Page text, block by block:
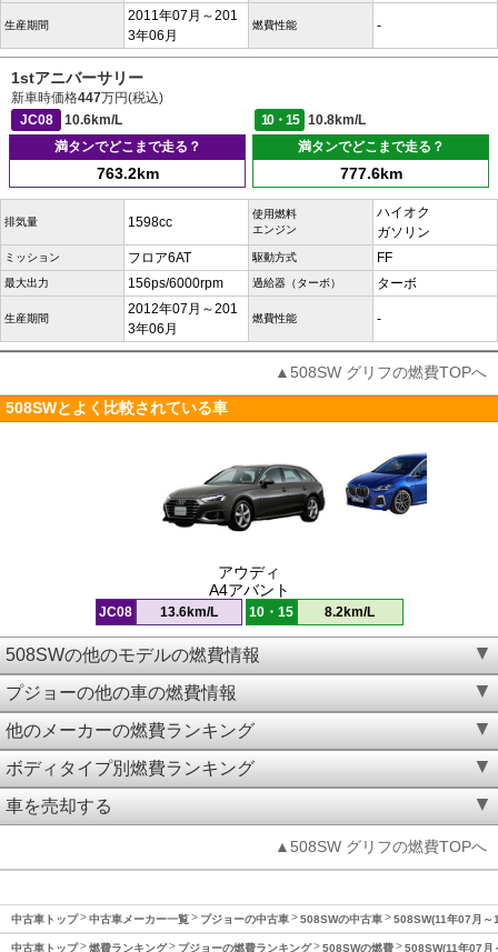
生産期間
2011年07月～201
3年06月
燃費性能 -
1stアニバーサリー
新車時価格447万円(税込)
JC08
10.6km/L 10・15
10.8km/L
満タンでどこまで走る？
763.2km
満タンでどこまで走る？
777.6km
排気量 1598cc
使用燃料
エンジン
ハイオク
ガソリン
ミッション フロア6AT 駆動方式 FF
最大出力 156ps/6000rpm 過給器（ターボ） ターボ
生産期間
2012年07月～201
3年06月
燃費性能 -
▲508SW グリフの燃費TOPへ
508SWとよく比較されている車
アウディ
A4アバント
JC08 13.6km/L 10・15 8.2km/L
508SWの他のモデルの燃費情報
プジョーの他の車の燃費情報
他のメーカーの燃費ランキング
ボディタイプ別燃費ランキング
車を売却する
▲508SW グリフの燃費TOPへ
中古車トップ 中古車メーカー一覧 プジョーの中古車 508SWの中古車 508SW(11年07月～
中古車トップ 燃費ランキング プジョーの燃費ランキング 508SWの燃費 508SW(11年07月